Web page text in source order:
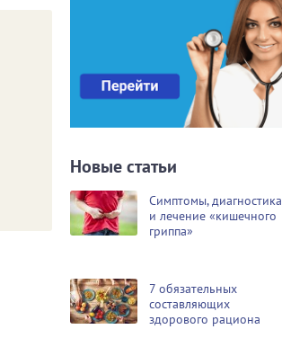
Новые статьи
Симптомы, диагностика
и лечение «кишечного
гриппа»
7 обязательных
составляющих
здорового рациона